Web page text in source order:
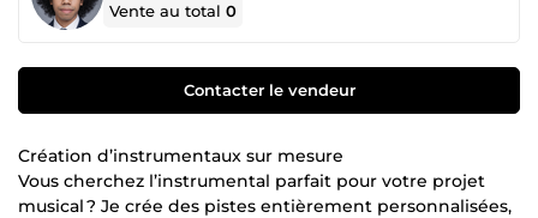
Vente au total0
Contacter le vendeur
Création d’instrumentaux sur mesure
Vous cherchez l’instrumental parfait pour votre projet
musical ? Je crée des pistes entièrement personnalisées,